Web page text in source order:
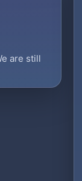
are still